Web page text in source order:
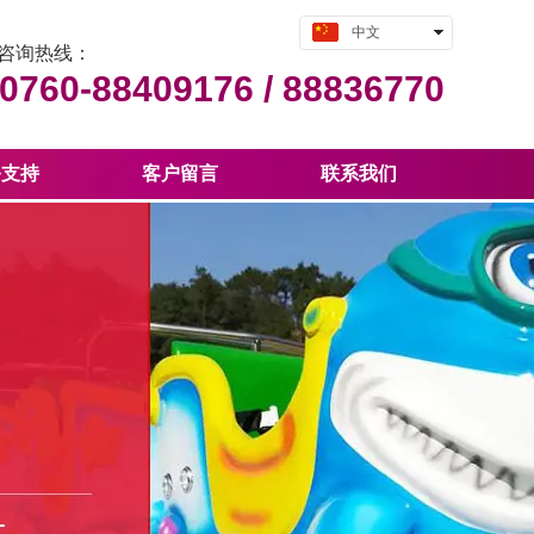
0760-88409176 / 88836770
询热线：
中文
持 客户留言 联系我们